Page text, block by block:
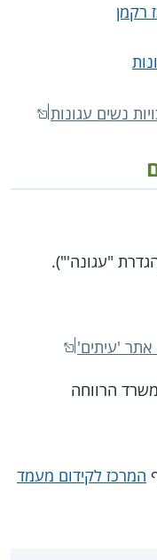
רקמן
נשים עגונות
אתר 'עיתים'
הרווחה
המרכז לקידום מעמד